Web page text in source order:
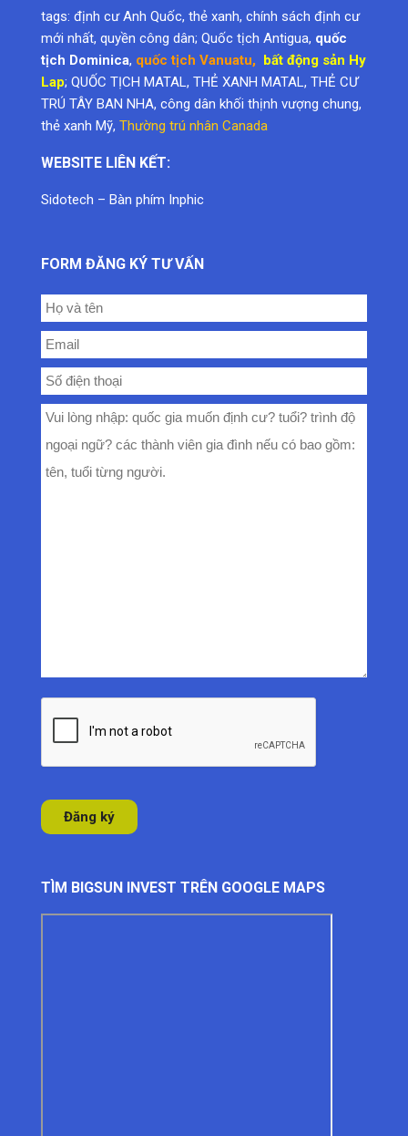
tags: định cư Anh Quốc, thẻ xanh, chính sách định cư
mới nhất, quyền công dân; Quốc tịch Antigua, quốc
tịch Dominica, quốc tịch Vanuatu, bất động sản Hy
Lap; QUỐC TỊCH MATAL, THẺ XANH MATAL, THẺ CƯ
TRÚ TÂY BAN NHA, công dân khối thịnh vượng chung,
thẻ xanh Mỹ, Thường trú nhân Canada
WEBSITE LIÊN KẾT:
Sidotech – Bàn phím Inphic
FORM ĐĂNG KÝ TƯ VẤN
TÌM BIGSUN INVEST TRÊN GOOGLE MAPS